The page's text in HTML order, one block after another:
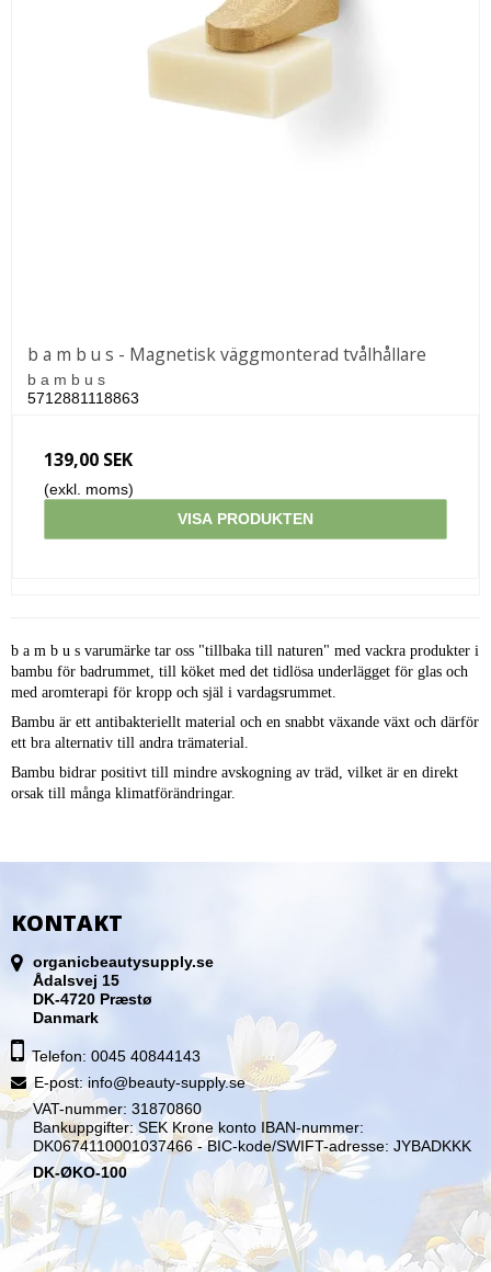
b a m b u s - Magnetisk väggmonterad tvålhållare
b a m b u s
5712881118863
139,00 SEK
(exkl. moms)
VISA PRODUKTEN
b a m b u s varumärke tar oss "tillbaka till naturen" med vackra produkter i
bambu för badrummet, till köket med det tidlösa underlägget för glas och
med aromterapi för kropp och själ i vardagsrummet.
Bambu är ett antibakteriellt material och en snabbt växande växt och därför
ett bra alternativ till andra trämaterial.
Bambu bidrar positivt till mindre avskogning av träd, vilket är en direkt
orsak till många klimatförändringar.
KONTAKT
organicbeautysupply.se
Ådalsvej 15
DK-4720 Præstø
Danmark
Telefon: 0045 40844143
E-post: info@beauty-supply.se
VAT-nummer: 31870860
Bankuppgifter: SEK Krone konto IBAN-nummer:
DK0674110001037466 - BIC-kode/SWIFT-adresse: JYBADKKK
DK-ØKO-100